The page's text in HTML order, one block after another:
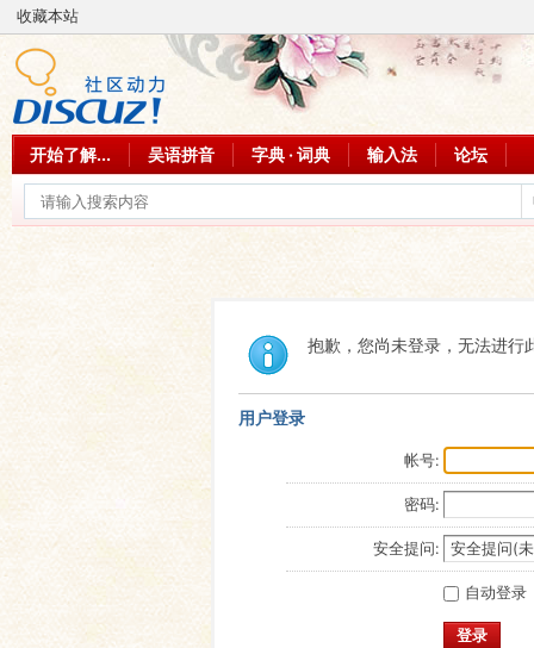
收藏本站
开始了解... 吴语拼音 字典 · 词典 输入法 论坛
抱歉，您尚未登录，无法进行
用户登录
帐号:
密码:
安全提问:
自动登录
登录